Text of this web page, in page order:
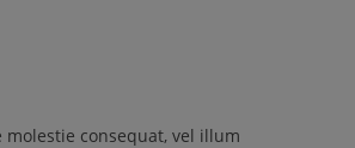
consequat, vel illum